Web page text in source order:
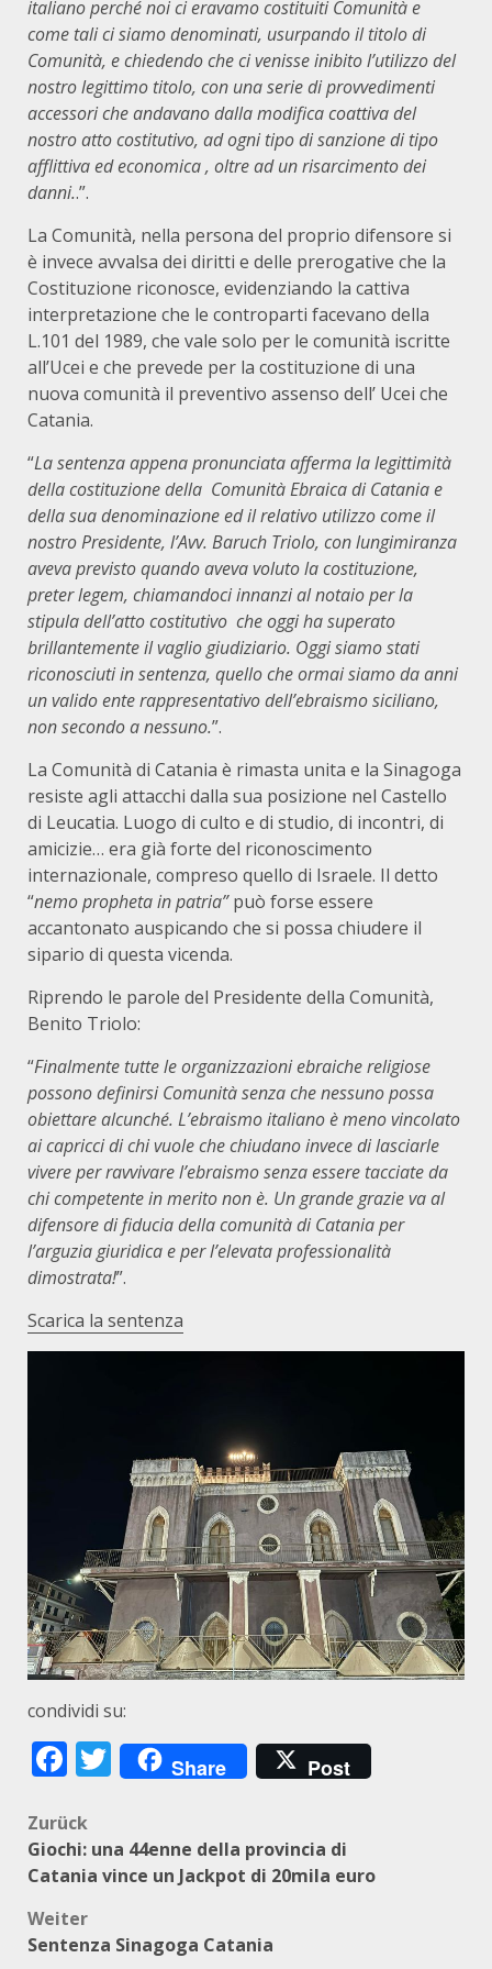
italiano perché noi ci eravamo costituiti Comunità e
come tali ci siamo denominati, usurpando il titolo di
Comunità, e chiedendo che ci venisse inibito l’utilizzo del
nostro legittimo titolo, con una serie di provvedimenti
accessori che andavano dalla modifica coattiva del
nostro atto costitutivo, ad ogni tipo di sanzione di tipo
afflittiva ed economica , oltre ad un risarcimento dei
danni..”.
La Comunità, nella persona del proprio difensore si
è invece avvalsa dei diritti e delle prerogative che la
Costituzione riconosce, evidenziando la cattiva
interpretazione che le controparti facevano della
L.101 del 1989, che vale solo per le comunità iscritte
all’Ucei e che prevede per la costituzione di una
nuova comunità il preventivo assenso dell’ Ucei che
Catania.
“La sentenza appena pronunciata afferma la legittimità
della costituzione della Comunità Ebraica di Catania e
della sua denominazione ed il relativo utilizzo come il
nostro Presidente, l’Avv. Baruch Triolo, con lungimiranza
aveva previsto quando aveva voluto la costituzione,
preter legem, chiamandoci innanzi al notaio per la
stipula dell’atto costitutivo che oggi ha superato
brillantemente il vaglio giudiziario. Oggi siamo stati
riconosciuti in sentenza, quello che ormai siamo da anni
un valido ente rappresentativo dell’ebraismo siciliano,
non secondo a nessuno.”.
La Comunità di Catania è rimasta unita e la Sinagoga
resiste agli attacchi dalla sua posizione nel Castello
di Leucatia. Luogo di culto e di studio, di incontri, di
amicizie… era già forte del riconoscimento
internazionale, compreso quello di Israele. Il detto
“nemo propheta in patria”può forse essere
accantonato auspicando che si possa chiudere il
sipario di questa vicenda.
Riprendo le parole del Presidente della Comunità,
Benito Triolo:
“Finalmente tutte le organizzazioni ebraiche religiose
possono definirsi Comunità senza che nessuno possa
obiettare alcunché. L’ebraismo italiano è meno vincolato
ai capricci di chi vuole che chiudano invece di lasciarle
vivere per ravvivare l’ebraismo senza essere tacciate da
chi competente in merito non è. Un grande grazie va al
difensore di fiducia della comunità di Catania per
l’arguzia giuridica e per l’elevata professionalità
dimostrata!”.
Scarica la sentenza
condividi su:
Facebook
Twitter
Share Post
Beitragsnavigation
Zurück
Giochi: una 44enne della provincia di
Catania vince un Jackpot di 20mila euro
Weiter
Sentenza Sinagoga Catania